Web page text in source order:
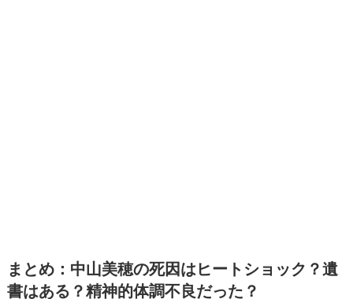
まとめ：中山美穂の死因はヒートショック？遺
書はある？精神的体調不良だった？